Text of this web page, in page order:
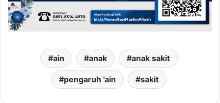
ain anak anak sakit
pengaruh 'ain sakit